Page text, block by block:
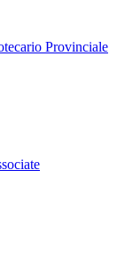
Provinciale